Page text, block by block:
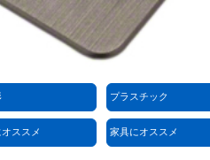
プラスチック
ススメ 家具にオススメ